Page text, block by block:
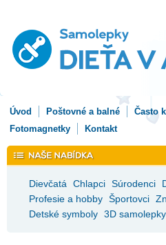
Úvod Poštovné a balné
Často
Fotomagnetky
Kontakt
Dievčatá Chlapci Súrodenci
Profesie a hobby Športovci
Detské symboly 3D samolepky